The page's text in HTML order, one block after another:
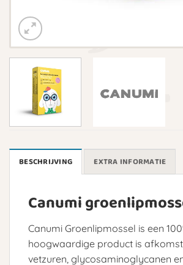
BESCHRIJVING EXTRA INFORMATIE
Canumi
Canumi Groenlipmossel is een
hoogwaardige product is
vetzuren, glycosaminoglycanen